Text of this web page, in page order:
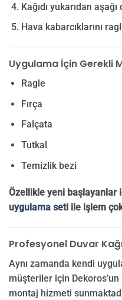
Kağıdı yukarıdan
Hava kabarcıklarını
Uygulama İçin Gerekli
Ragle
Fırça
Falçata
Tutkal
Temizlik bezi
Özellikle yeni başlayanlar
uygulama seti ile işlem
Profesyonel Duvar
Aynı zamanda kendi
müşteriler için
montaj hizmeti